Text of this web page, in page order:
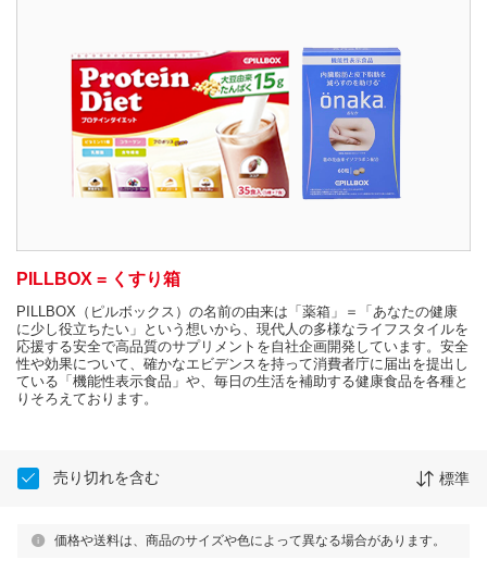
PILLBOX = くすり箱
PILLBOX（ピルボックス）の名前の由来は「薬箱」＝「あなたの健康
に少し役立ちたい」という想いから、現代人の多様なライフスタイルを
応援する安全で高品質のサプリメントを自社企画開発しています。安全
性や効果について、確かなエビデンスを持って消費者庁に届出を提出し
ている「機能性表示食品」や、毎日の生活を補助する健康食品を各種と
りそろえております。
売り切れを含む 標準
価格や送料は、商品のサイズや色によって異なる場合があります。